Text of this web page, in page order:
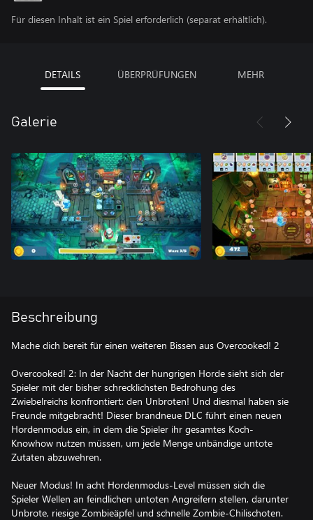
Für diesen Inhalt ist ein Spiel erforderlich (separat erhältlich).
DETAILS ÜBERPRÜFUNGEN MEHR
Galerie
Beschreibung
Mache dich bereit für einen weiteren Bissen aus Overcooked! 2
Overcooked! 2: In der Nacht der hungrigen Horde sieht sich der
Spieler mit der bisher schrecklichsten Bedrohung des
Zwiebelreichs konfrontiert: den Unbroten! Und diesmal haben sie
Freunde mitgebracht! Dieser brandneue DLC führt einen neuen
Hordenmodus ein, in dem die Spieler ihr gesamtes Koch-
Knowhow nutzen müssen, um jede Menge unbändige untote
Zutaten abzuwehren.
Neuer Modus! In acht Hordenmodus-Level müssen sich die
Spieler Wellen an feindlichen untoten Angreifern stellen, darunter
Unbrote, riesige Zombieäpfel und schnelle Zombie-Chilischoten.